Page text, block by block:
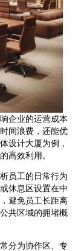
企业的运营成本
间浪费，还能优
设计大厦为例，
高效利用。
员工的日常行为
休息区设置在中
避免员工长距离
共区域的拥堵概
分为协作区、专